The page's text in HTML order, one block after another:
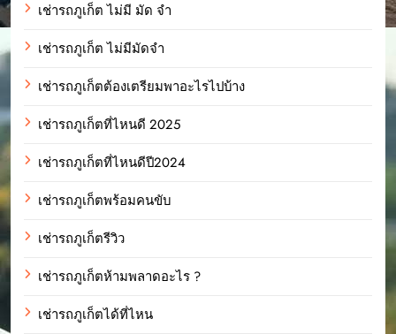
เช่ารถภูเก็ต ไม่มี มัด จํา
เช่ารถภูเก็ต ไม่มีมัดจำ
เช่ารถภูเก็ตต้องเตรียมพาอะไรไปบ้าง
เช่ารถภูเก็ตที่ไหนดี 2025
เช่ารถภูเก็ตที่ไหนดีปี2024
เช่ารถภูเก็ตพร้อมคนขับ
เช่ารถภูเก็ตรีวิว
เช่ารถภูเก็ตห้ามพลาดอะไร ?
เช่ารถภูเก็ตได้ที่ไหน